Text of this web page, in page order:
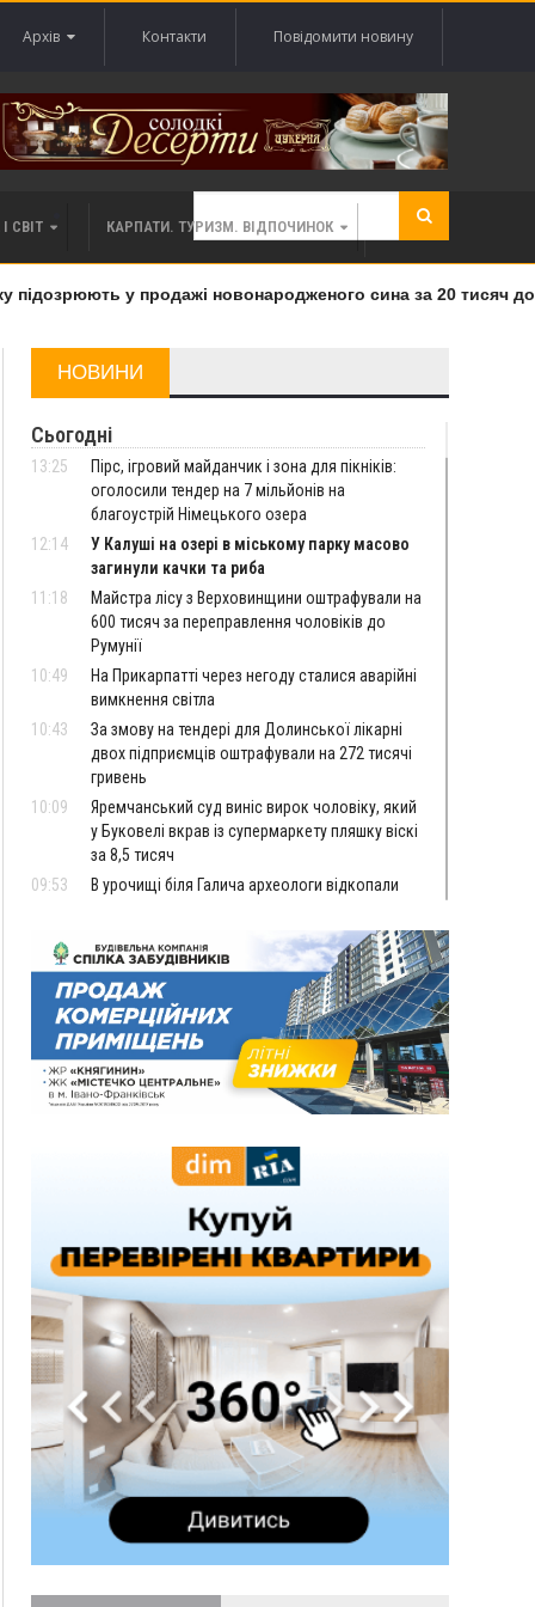
Архів Контакти Повідомити новину
СВІТ КАРПАТИ. ТУРИЗМ. ВІДПОЧИНОК
у продажі новонародженого сина за 20 тисяч
НОВИНИ
Сьогодні
13:25
Пірс, ігровий майданчик і зона для пікніків:
оголосили тендер на 7 мільйонів на
благоустрій Німецького озера
12:14
У Калуші на озері в міському парку масово
загинули качки та риба
11:18
Майстра лісу з Верховинщини оштрафували на
600 тисяч за переправлення чоловіків до
Румунії
10:49
На Прикарпатті через негоду сталися аварійні
вимкнення світла
10:43
За змову на тендері для Долинської лікарні
двох підприємців оштрафували на 272 тисячі
гривень
10:09
Яремчанський суд виніс вирок чоловіку, який
у Буковелі вкрав із супермаркету пляшку віскі
за 8,5 тисяч
09:53
В урочищі біля Галича археологи відкопали
09:39
У Франківську медики провели серію
складних операцій на аорті
Вчора
22:22 ФОТО У Богородчанах на "зебрі" водій Audi
наїхав на хлопчика з велосипедом
21:01
Загальна площа всіх книгарень України - трохи
більше ніж 6 футбольних полів
На "зебрі" у Франківську два мотоциклісти
новобудов і рекордсмен за зростанням цін на
житло
16:48
ВІДЕО Де безпечно купатися на Прикарпатті?
16:20
У Франківську дружина загиблого воїна
створила організацію «КОД 7'Я», аби
підтримувати військових та їхні сім'ї
15:57
У Коломиї на одній з вулиць встановлять
комплекс автоматичної фіксації швидкості
15:29
Війна забрала життя трьох воїнів з
Прикарпаття
На Закарпатті викрили масштабну схему
незаконного виключення
військовозобов’язаних з обліку
14:31
«Багато питань буде знято». На громадських
слуханнях в Яремче обговорили, як вирішити